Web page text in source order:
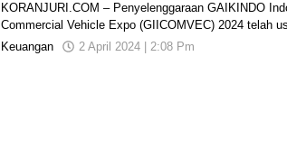
KORANJURI.COM – Penyelenggaraan GAIKINDO
Commercial Vehicle Expo (GIICOMVEC) 2024 telah
Keuangan
2 April 2024 | 2:08 Pm